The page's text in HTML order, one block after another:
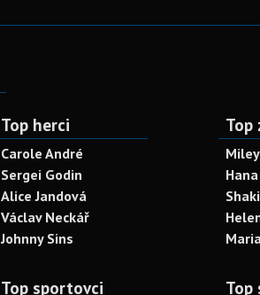
Top herci
Carole André
Sergei Godin
Alice Jandová
Václav Neckář
Johnny Sins
Top
Top sportovci Top